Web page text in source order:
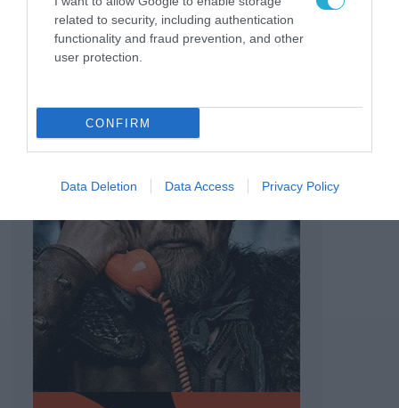
related to security, including authentication
functionality and fraud prevention, and other
user protection.
CONFIRM
Data Deletion Data Access Privacy Policy